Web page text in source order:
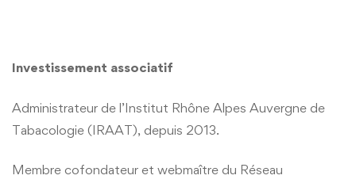
Investissement associatif
Administrateur de l’Institut Rhône Alpes Auvergne de
Tabacologie (IRAAT), depuis 2013.
Membre cofondateur et webmaître du Réseau